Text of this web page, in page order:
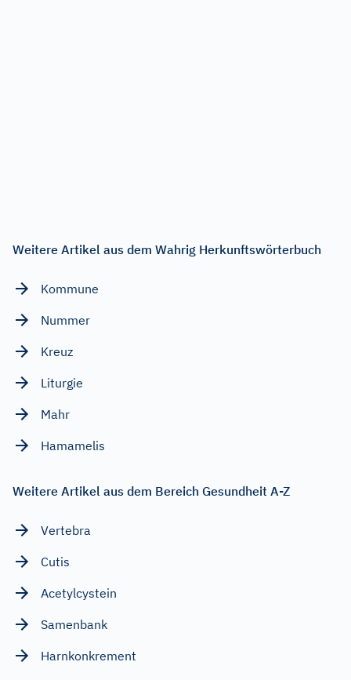
Weitere Artikel aus dem Wahrig Herkunftswörterbuch
Kommune
Nummer
Kreuz
Liturgie
Mahr
Hamamelis
Weitere Artikel aus dem Bereich Gesundheit A-Z
Vertebra
Cutis
Acetylcystein
Samenbank
Harnkonkrement